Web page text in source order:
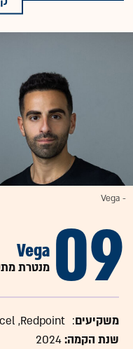
- Vega
09
Vega
מנטרת
משקיעים: Accel ,Redpoint, סייברסטארס, CRV
שנת הקמה: 2024